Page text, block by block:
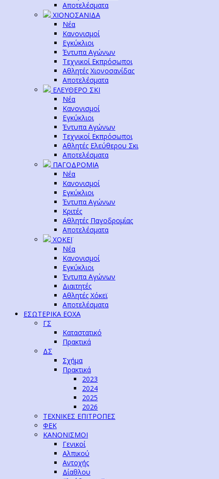
Αποτελέσματα
ΧΙΟΝΟΣΑΝΙΔΑ
Νέα
Κανονισμοί
Εγκύκλιοι
Έντυπα Αγώνων
Τεχνικοί Εκπρόσωποι
Αθλητές Χιονοσανίδας
Αποτελέσματα
ΕΛΕΥΘΕΡΟ ΣΚΙ
Νέα
Κανονισμοί
Εγκύκλιοι
Έντυπα Αγώνων
Τεχνικοί Εκπρόσωποι
Αθλητές Ελεύθερου Σκι
Αποτελέσματα
ΠΑΓΟΔΡΟΜΙΑ
Νέα
Κανονισμοί
Εγκύκλιοι
Έντυπα Αγώνων
Κριτές
Αθλητές Παγοδρομίας
Αποτελέσματα
ΧΟΚΕΪ
Νέα
Κανονισμοί
Εγκύκλιοι
Έντυπα Αγώνων
Διαιτητές
Αθλητές Χόκεϊ
Αποτελέσματα
ΕΣΩΤΕΡΙΚΑ ΕΟΧΑ
ΓΣ
Καταστατικό
Πρακτικά
ΔΣ
Σχήμα
Πρακτικά
2023
2024
2025
2026
ΤΕΧΝΙΚΕΣ ΕΠΙΤΡΟΠΕΣ
ΦΕΚ
ΚΑΝΟΝΙΣΜΟΙ
Γενικοί
Αλπικού
Αντοχής
Δίαθλου